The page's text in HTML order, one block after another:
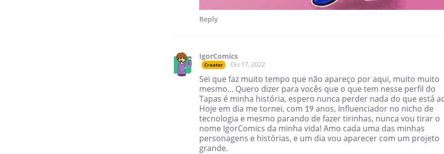
Reply
IgorComics
Creator Oct 17, 2022
Sei que faz muito tempo que não apareço por aqui, muito muito
mesmo... Quero dizer para vocês que o que tem nesse perfil do
Tapas é minha história, espero nunca perder nada do que está
Hoje em dia me tornei, com 19 anos, Influenciador no nicho de
tecnologia e mesmo parando de fazer tirinhas, nunca vou tirar o
nome IgorComics da minha vida! Amo cada uma das minhas
personagens e histórias, e um dia vou aparecer com um projeto
grande.